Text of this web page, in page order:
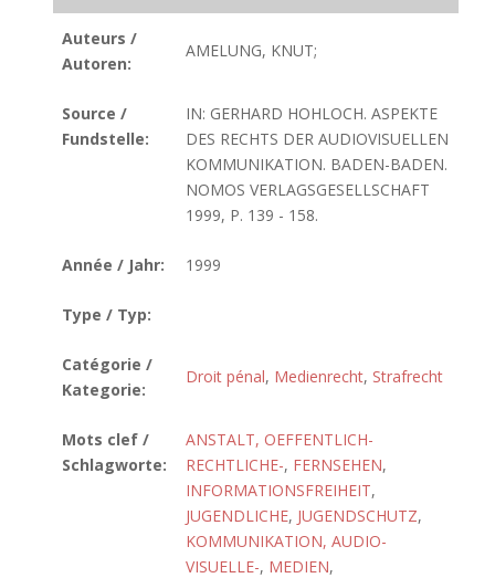
Auteurs /
Autoren:
AMELUNG, KNUT;
Source /
Fundstelle:
IN: GERHARD HOHLOCH. ASPEKTE
DES RECHTS DER AUDIOVISUELLEN
KOMMUNIKATION. BADEN-BADEN.
NOMOS VERLAGSGESELLSCHAFT
1999, P. 139 - 158.
Année / Jahr: 1999
Type / Typ:
Catégorie /
Kategorie:
Droit pénal, Medienrecht, Strafrecht
Mots clef /
Schlagworte:
ANSTALT, OEFFENTLICH-
RECHTLICHE-, FERNSEHEN,
INFORMATIONSFREIHEIT,
JUGENDLICHE, JUGENDSCHUTZ,
KOMMUNIKATION, AUDIO-
VISUELLE-, MEDIEN,